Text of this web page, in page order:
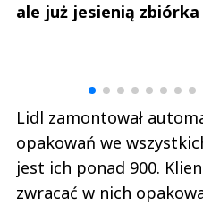
ale już jesienią
Lidl zamontował
opakowań we
jest ich ponad 900.
zwracać w nich